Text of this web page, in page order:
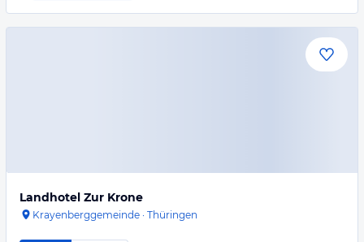
Landhotel Zur Krone
Krayenberggemeinde · Thüringen